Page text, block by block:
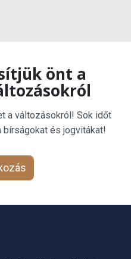
önt a
a változásokról! Sok időt
bírságokat és jogvitákat!